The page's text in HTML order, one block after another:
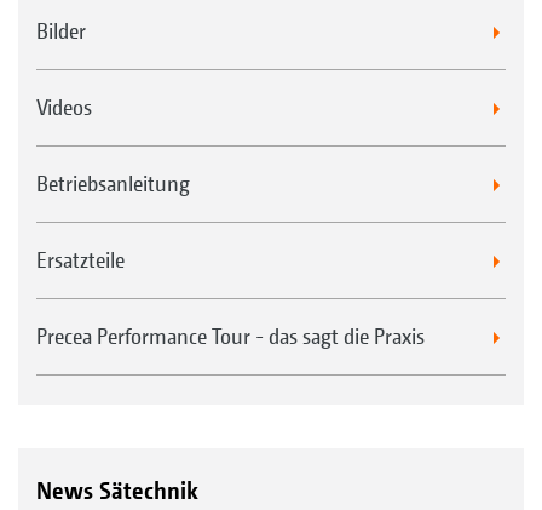
Bilder
Videos
Betriebsanleitung
Ersatzteile
Precea Performance Tour - das sagt die Praxis
News Sätechnik